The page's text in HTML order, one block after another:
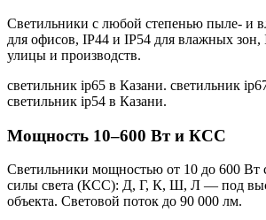
Светильники с любой степенью пыле- и
для офисов, IP44 и IP54 для влажных зон,
улицы и производств.
светильник ip65 в Казани. светильник
светильник ip54 в Казани.
Мощность 10–600 Вт и КСС
Светильники мощностью от 10 до 600
силы света (КСС): Д, Г, К, Ш, Л — под
объекта. Световой поток до 90 000 лм.